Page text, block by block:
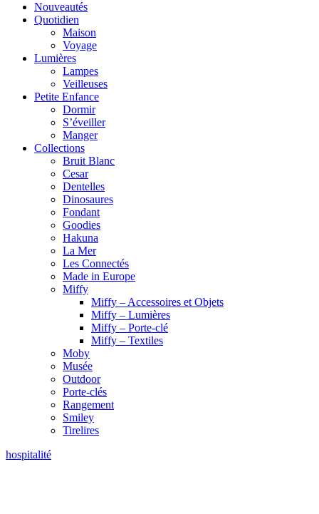
Nouveautés
Quotidien
Maison
Voyage
Lumières
Lampes
Veilleuses
Petite Enfance
Dormir
S’éveiller
Manger
Collections
Bruit Blanc
Cesar
Dentelles
Dinosaures
Fondant
Goodies
Hakuna
La Mer
Les Connectés
Made in Europe
Miffy
Miffy – Accessoires et Objets
Miffy – Lumières
Miffy – Porte-clé
Miffy – Textiles
Moby
Musée
Outdoor
Porte-clés
Rangement
Smiley
Tirelires
hospitalité